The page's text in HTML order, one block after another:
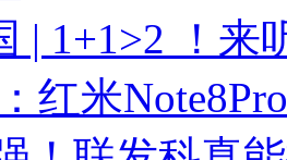
| 1+1>2 ！来